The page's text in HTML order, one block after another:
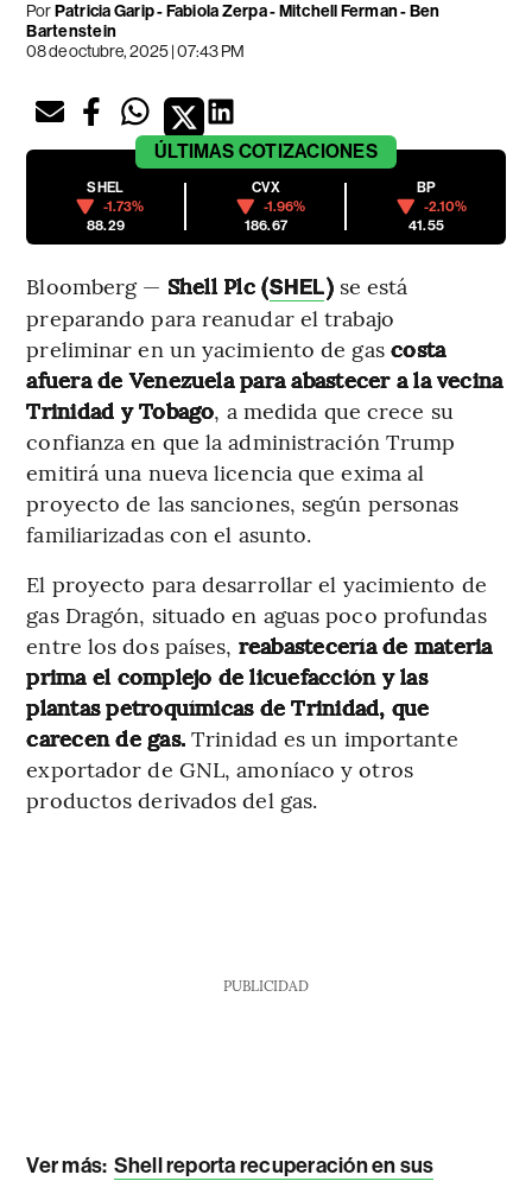
PorPatricia Garip - Fabiola Zerpa - Mitchell Ferman - Ben
Bartenstein
08 de octubre, 2025 | 07:43 PM
ÚLTIMAS COTIZACIONES
SHEL
-1.73%
88.29
CVX
-1.96%
186.67
BP
-2.10%
41.55
Bloomberg — Shell Plc (SHEL)se está
preparando para reanudar el trabajo
preliminar en un yacimiento de gascosta
afuera de Venezuela para abastecer a la vecina
Trinidad y Tobago, a medida que crece su
confianza en que la administración Trump
emitirá una nueva licencia que exima al
proyecto de las sanciones, según personas
familiarizadas con el asunto.
El proyecto para desarrollar el yacimiento de
gas Dragón, situado en aguas poco profundas
entre los dos países, reabastecería de materia
prima el complejo de licuefacción y las
plantas petroquímicas de Trinidad, que
carecen de gas. Trinidad es un importante
exportador de GNL, amoníaco y otros
productos derivados del gas.
PUBLICIDAD
Ver más: Shell reporta recuperación en sus